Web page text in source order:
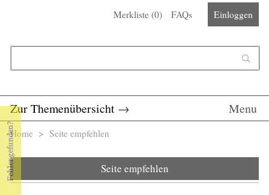
Merkliste (0) FAQs Einloggen
Zur Themenübersicht → Menu
Sie sind hier
Home > Seite empfehlen
Seite empfehlen